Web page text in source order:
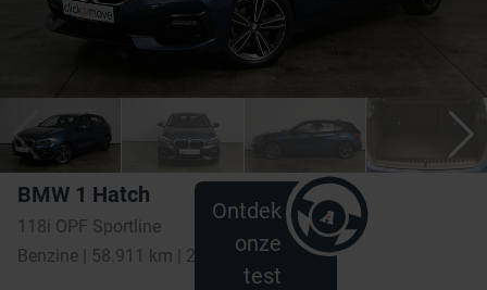
BMW 1 Hatch
118i OPF Sportline
Benzine | 58.911 km | 2021
Ontdek
onze
test